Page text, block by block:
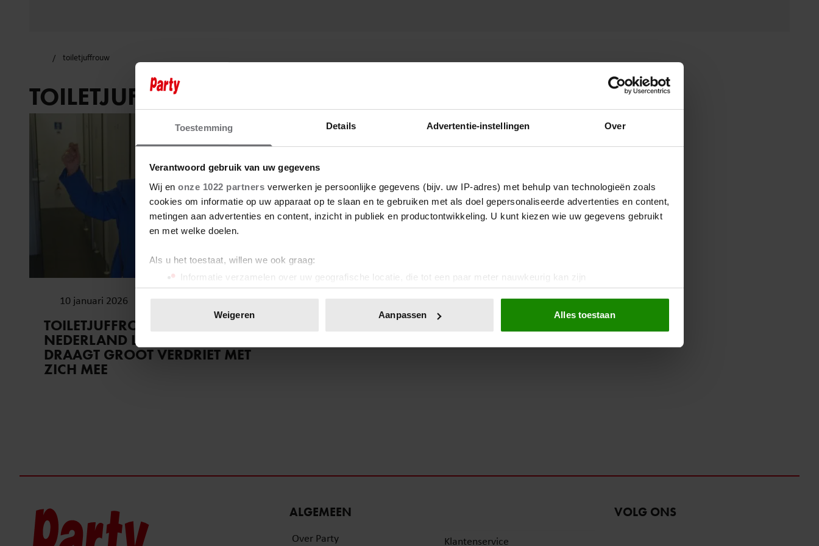
Toestemming Details Advertentie-instellingen Over
Verantwoord gebruik van uw gegevens
Wij en onze 1022 partners verwerken je persoonlijke gegevens (bijv. uw IP-adres) met behulp van technologieën zoals
cookies om informatie op uw apparaat op te slaan en te gebruiken met als doel gepersonaliseerde advertenties en content,
metingen aan advertenties en content, inzicht in publiek en productontwikkeling. U kunt kiezen wie uw gegevens gebruikt
en met welke doelen.
Als u het toestaat, willen we ook graag:
Informatie verzamelen over uw geografische locatie, die tot een paar meter nauwkeurig kan zijn
Uw apparaat identificeren door het actief te scannen op specifieke eigenschappen (fingerprinting)
toestemming op elk moment wijzigen of intrekken in de Cookieverklaring.
We gebruiken cookies om content en advertenties te personaliseren, om functies voor social media te bieden en om ons
Weigeren Aanpassen Alles toestaan
toiletjuffrouw
TOILETJUFFROUW
10 januari 2026
TOILETJUFFROUW JOKE LAAT
NEDERLAND LACHEN, MAAR
DRAAGT GROOT VERDRIET MET
ZICH MEE
ALGEMEEN
Over Party Klantenservice
VOLG ONS